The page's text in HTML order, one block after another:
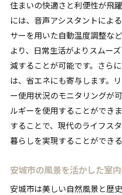
住まいの快適さと利便性が飛
には、音声アシスタントによ
サーを用いた自動温度調整な
より、日常生活がよりスムー
減することが可能です。さら
は、省エネにも寄与します。
ー使用状況のモニタリングが
ルギーを使用することができ
することで、現代のライフス
暮らしを実現することができる
安城市の風景を活かした室
安城市は美しい自然風景と歴